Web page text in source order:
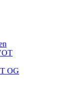
OG